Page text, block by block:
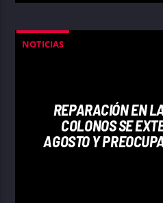
NOTICIAS
REPARACIÓN EN
COLONOS SE
AGOSTO Y